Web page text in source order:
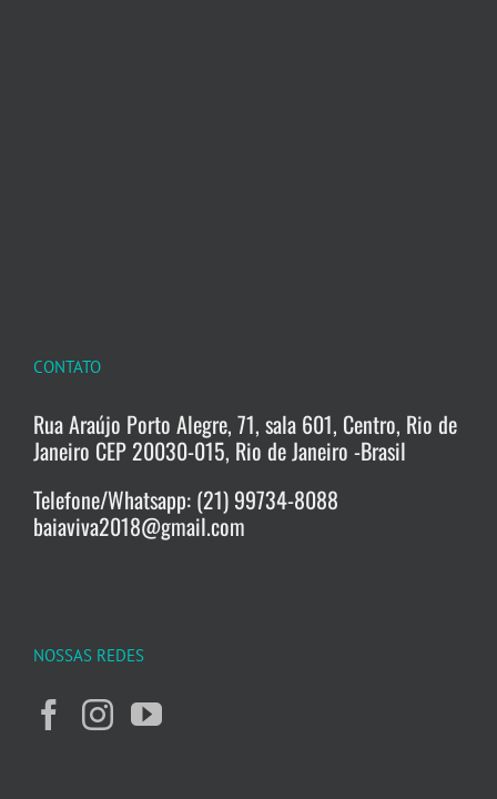
CONTATO
Rua Araújo Porto Alegre, 71, sala 601, Centro, Rio de
Janeiro CEP 20030-015, Rio de Janeiro -Brasil
Telefone/Whatsapp: (21) 99734-8088
baiaviva2018@gmail.com
NOSSAS REDES